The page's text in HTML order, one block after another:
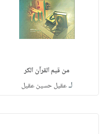
من قيم القرآن الكر
لـعقيل حسين عقيل